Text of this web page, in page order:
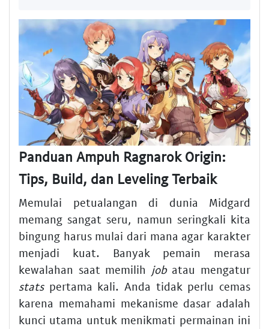
Panduan Ampuh Ragnarok Origin:
Tips, Build, dan Leveling Terbaik
Memulai petualangan di dunia Midgard
memang sangat seru, namun seringkali kita
bingung harus mulai dari mana agar karakter
menjadi kuat. Banyak pemain merasa
kewalahan saat memilih jobatau mengatur
statspertama kali. Anda tidak perlu cemas
karena memahami mekanisme dasar adalah
kunci utama untuk menikmati permainan ini